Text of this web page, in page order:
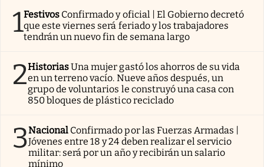
1Festivos Confirmado y oficial | El Gobierno decretó
que este viernes será feriado y los trabajadores
tendrán un nuevo fin de semana largo
2HistoriasUna mujer gastó los ahorros de su vida
en un terreno vacío. Nueve años después, un
grupo de voluntarios le construyó una casa con
850 bloques de plástico reciclado
3Nacional Confirmado por las Fuerzas Armadas |
Jóvenes entre 18 y 24 deben realizar el servicio
militar: será por un año y recibirán un salario
mínimo